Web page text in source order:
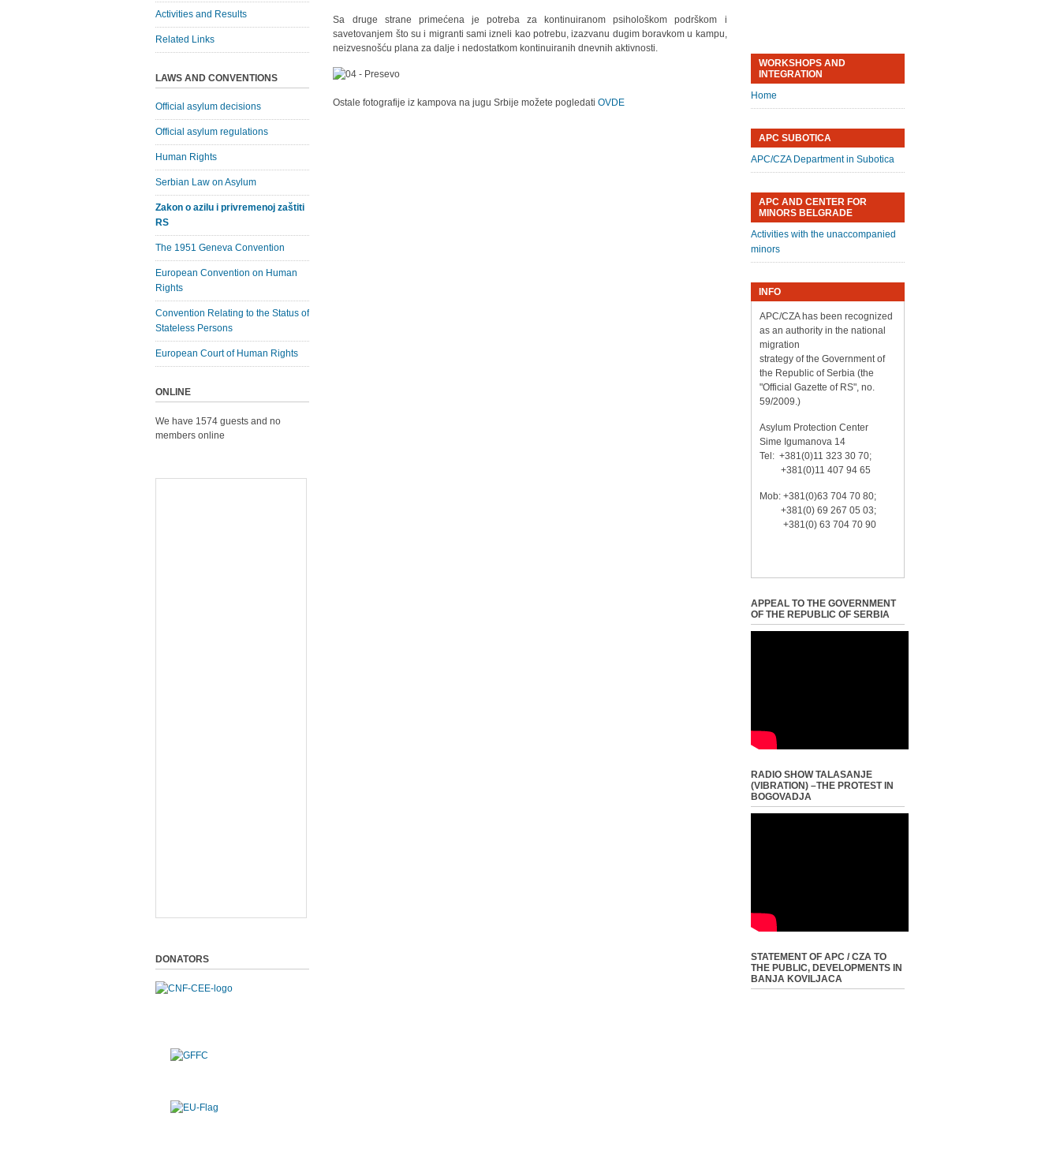
Sa druge strane primećena je potreba za kontinuiranom psihološkom podrškom i
savetovanjem što su i migranti sami izneli kao potrebu, izazvanu dugim boravkom u kampu,
neizvesnošću plana za dalje i nedostatkom kontinuiranih dnevnih aktivnosti.
Ostale fotografije iz kampova na jugu Srbije možete pogledatiOVDE
Activities and Results
Related Links
LAWS AND CONVENTIONS
Official asylum decisions
Official asylum regulations
Human Rights
Serbian Law on Asylum
Zakon o azilu i privremenoj zaštiti
RS
The 1951 Geneva Convention
European Convention on Human
Rights
Convention Relating to the Status of
Stateless Persons
European Court of Human Rights
ONLINE
We have 1574 guests and no
members online
DONATORS
WORKSHOPS AND
INTEGRATION
Home
APC SUBOTICA
APC/CZA Department in Subotica
APC AND CENTER FOR
MINORS BELGRADE
Activities with the unaccompanied
minors
INFO
APC/CZA has been recognized
as an authority in the national
migration
strategy of the Government of
the Republic of Serbia (the
"Official Gazette of RS", no.
59/2009.)
Asylum Protection Center
Sime Igumanova 14
Tel: +381(0)11 323 30 70;
+381(0)11 407 94 65
Mob: +381(0)63 704 70 80;
+381(0) 69 267 05 03;
+381(0) 63 704 70 90
APPEAL TO THE GOVERNMENT
OF THE REPUBLIC OF SERBIA
RADIO SHOW TALASANJE
(VIBRATION) –THE PROTEST IN
BOGOVADJA
STATEMENT OF APC / CZA TO
THE PUBLIC, DEVELOPMENTS IN
BANJA KOVILJACA